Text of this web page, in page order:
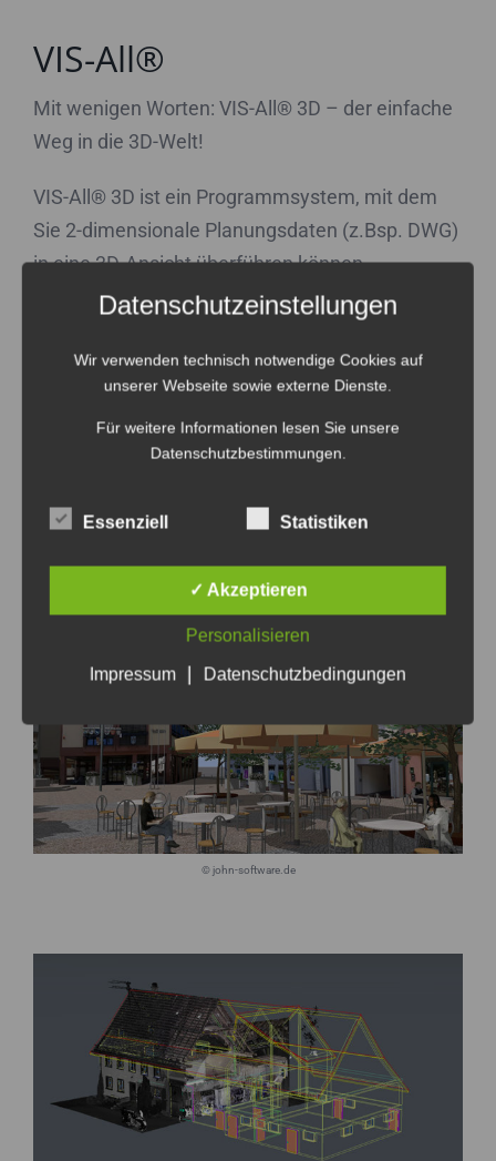
VIS-All®
Mit wenigen Worten: VIS-All® 3D – der einfache
Weg in die 3D-Welt!
VIS-All® 3D ist ein Programmsystem, mit dem
Sie 2-dimensionale Planungsdaten (z.Bsp. DWG)
in eine 3D-Ansicht überführen können.
Anschließend stehen Ihnen umfangreiche
realitätsnahen Darstellungen zu präsentieren,
komplexe Vorgänge wie z.Bsp. Schattenwurf zu
simulieren und diese Daten digital
weiterzugeben.
Zur Webseite
© john-software.de
Datenschutzeinstellungen
Wir verwenden technisch notwendige Cookies auf
unserer Webseite sowie externe Dienste.
Für weitere Informationen lesen Sie unsere
Datenschutzbestimmungen.
Essenziell Statistiken
✓ Akzeptieren
Personalisieren
Impressum | Datenschutzbedingungen